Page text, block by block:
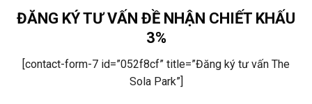
ĐĂNG KÝ TƯ VẤN ĐỀ NHẬN CHIẾT KHẤU
3%
[contact-form-7 id=”052f8cf” title=”Đăng ký tư vấn The
Sola Park”]